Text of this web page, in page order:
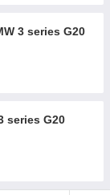
3 series G20
series G20